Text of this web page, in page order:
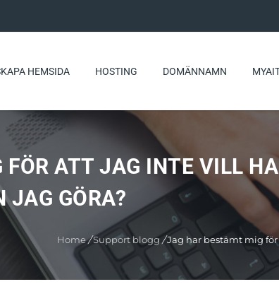
HEMSIDA HOSTING DOMÄNNAMN
ATT JAG INTE VILL
JAG GÖRA?
Home/Support blogg /Jag har bestämt mig